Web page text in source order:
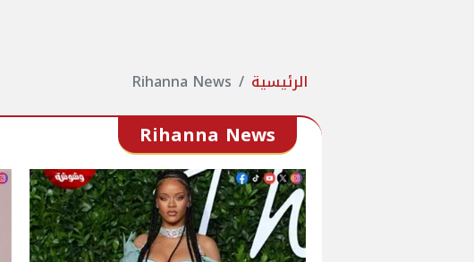
الرئيسية Rihanna News
Rihanna News